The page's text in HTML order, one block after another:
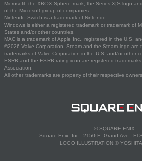
Microsoft, the XBOX Sphere mark, the Series X|S logo
of the Microsoft group of companies.
Nintendo Switch is a trademark of Nintendo.
Windows is either a registered trademark or trademark of
States and/or other countries.
MAC is a trademark of Apple Inc., registered in the U.S.
©2026 Valve Corporation. Steam and the Steam logo are
trademarks of Valve Corporation in the U.S. and/or other
ESRB and the ESRB rating icon are registered
Association.
All other trademarks are property of their respective
© SQUARE ENIX
Square Enix, Inc., 2150 E. Grand Ave., El
LOGO ILLUSTRATION:©